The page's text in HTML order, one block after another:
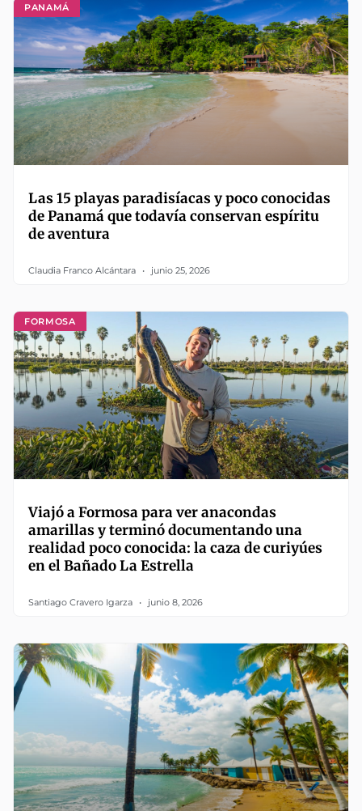
PANAMÁ
Las 15 playas paradisíacas y poco conocidas
de Panamá que todavía conservan espíritu
de aventura
Claudia Franco Alcántara junio 25, 2026
FORMOSA
Viajó a Formosa para ver anacondas
amarillas y terminó documentando una
realidad poco conocida: la caza de curiyúes
en el Bañado La Estrella
Santiago Cravero Igarza junio 8, 2026